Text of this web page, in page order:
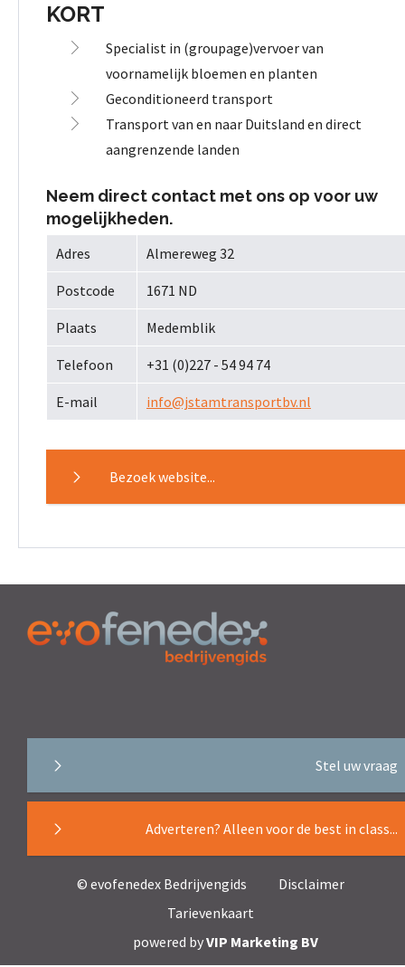
KORT
Specialist in (groupage)vervoer van
voornamelijk bloemen en planten
Geconditioneerd transport
Transport van en naar Duitsland en direct
aangrenzende landen
Neem direct contact met ons op voor uw
mogelijkheden.
Adres Almereweg 32
Postcode 1671 ND
Plaats Medemblik
Telefoon +31 (0)227 - 54 94 74
E-mail info@jstamtransportbv.nl
Bezoek website...
Stel uw vraag
Adverteren? Alleen voor de best in class...
© evofenedex Bedrijvengids
Disclaimer
Tarievenkaart
powered byVIP Marketing BV